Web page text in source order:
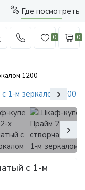
Где посмотреть
0 0
1200
с 1-м